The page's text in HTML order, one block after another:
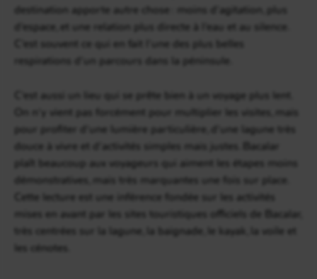
destination apporte autre chose : moins d’agitation, plus
d’espace, et une relation plus directe à l’eau et au silence.
C’est souvent ce qui en fait l’une des plus belles
respirations d’un parcours dans la péninsule.
C’est aussi un lieu qui se prête bien à un voyage plus lent.
On n’y vient pas forcément pour multiplier les visites, mais
pour profiter d’une lumière particulière, d’une lagune très
douce à vivre et d’activités simples mais justes. Bacalar
plaît beaucoup aux voyageurs qui aiment les étapes moins
démonstratives, mais très marquantes une fois sur place.
Cette lecture est une inférence fondée sur les activités
mises en avant par les sites touristiques officiels de Bacalar,
très centrées sur la lagune, la baignade, le kayak, la voile et
les cénotes.